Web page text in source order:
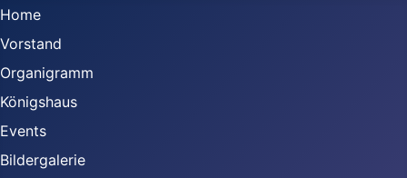
Home
Vorstand
Organigramm
Königshaus
Events
Bildergalerie